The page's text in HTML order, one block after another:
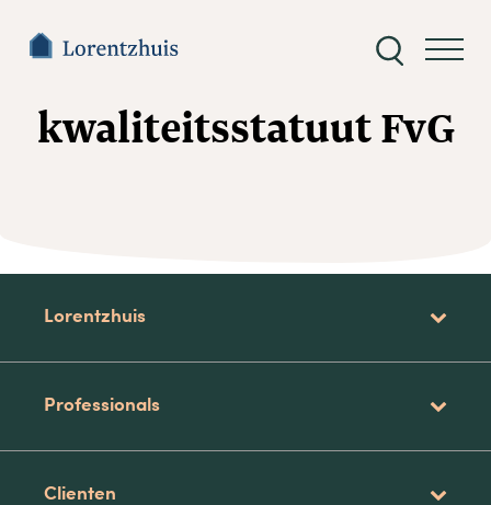
Zoeken
kwaliteitsstatuut FvG
Lorentzhuis
Professionals
Clienten